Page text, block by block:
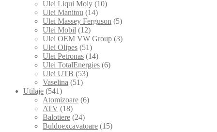
Ulei Liqui Moly (10)
Ulei Manitou (14)
Ulei Massey Ferguson (5)
Ulei Mobil (12)
Ulei OEM VW Group (3)
Ulei Olipes (51)
Ulei Petronas (14)
Ulei TotalEnergies (6)
Ulei UTB (53)
Vaselina (51)
Utilaje (541)
Atomizoare (6)
ATV (18)
Balotiere (24)
Buldoexcavatoare (15)